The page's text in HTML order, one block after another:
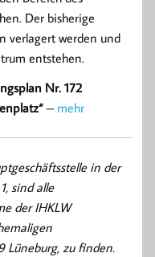
Der bisherige
verlagert werden und
entstehen.
Nr. 172
– mehr
in der
sind alle
der IHKLW
Lüneburg, zu finden.